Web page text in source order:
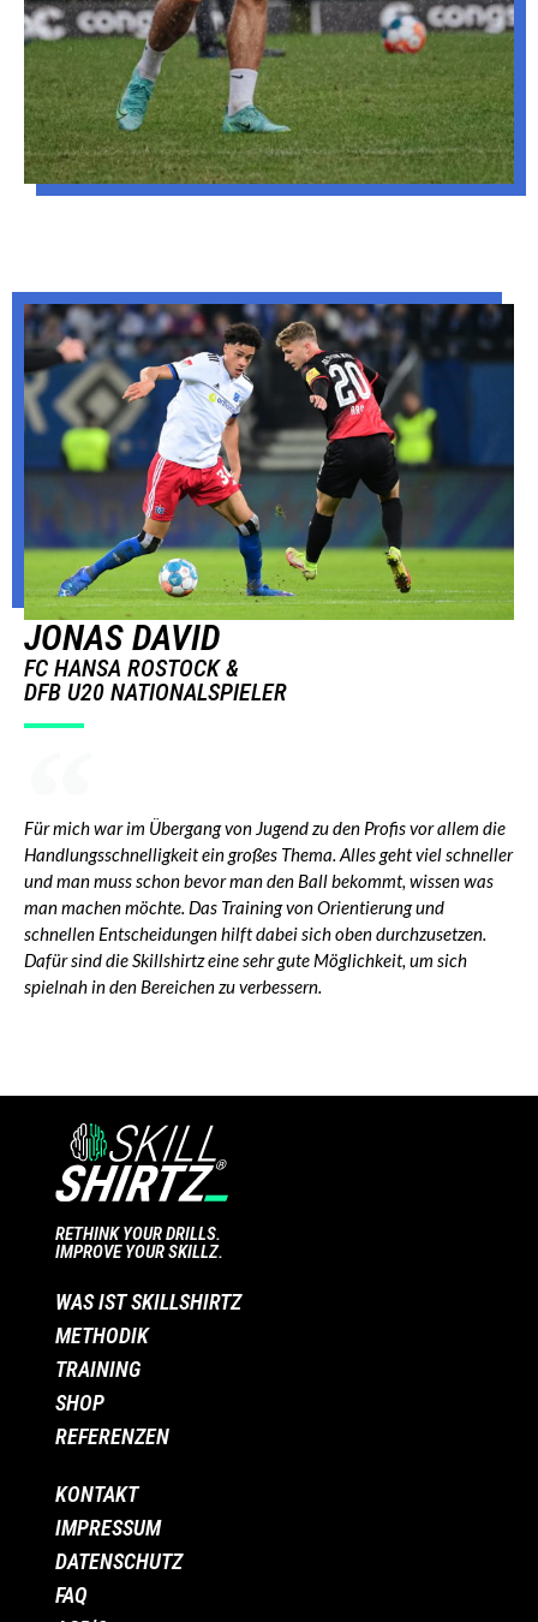
JONAS DAVID
FC HANSA ROSTOCK &
DFB U20 NATIONALSPIELER
Für mich war im Übergang von Jugend zu den Profis vor allem die
Handlungsschnelligkeit ein großes Thema. Alles geht viel schneller
und man muss schon bevor man den Ball bekommt, wissen was
man machen möchte. Das Training von Orientierung und
schnellen Entscheidungen hilft dabei sich oben durchzusetzen.
Dafür sind die Skillshirtz eine sehr gute Möglichkeit, um sich
spielnah in den Bereichen zu verbessern.
RETHINK YOUR DRILLS.
IMPROVE YOUR SKILLZ.
WAS IST SKILLSHIRTZ
METHODIK
TRAINING
SHOP
REFERENZEN
KONTAKT
IMPRESSUM
DATENSCHUTZ
FAQ